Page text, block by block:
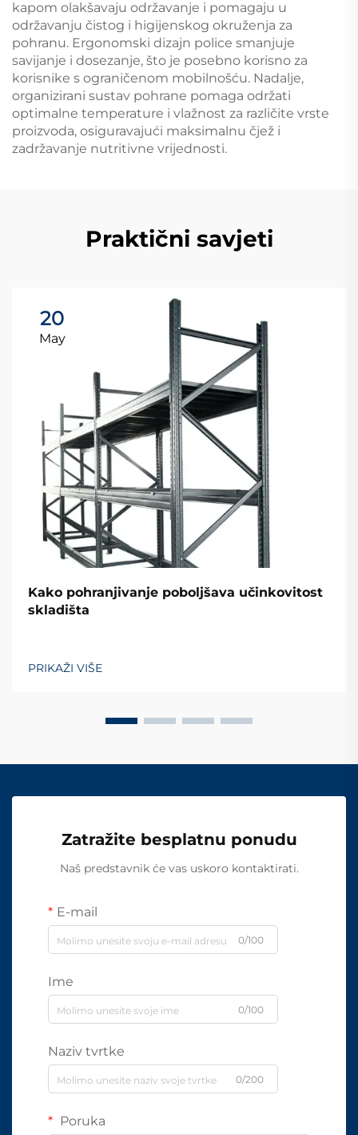
kapom olakšavaju održavanje i pomagaju u
održavanju čistog i higiјenskog okruženja za
pohranu. Ergonomski dizajn police smanjuje
savijanje i dosezanje, što je posebno korisno za
korisnike s ograničenom mobilnošću. Nadalje,
organizirani sustav pohrane pomaga održati
optimalne temperature i vlažnost za različite vrste
proizvoda, osiguravajući maksimalnu čjež i
zadržavanje nutritivne vrijednosti.
Praktični savjeti
20
May
Kako pohranjivanje poboljšava učinkovitost
skladišta
PRIKAŽI VIŠE
Zatražite besplatnu ponudu
Naš predstavnik će vas uskoro kontaktirati.
E-mail
0/100
Ime
0/100
Naziv tvrtke
0/200
Poruka